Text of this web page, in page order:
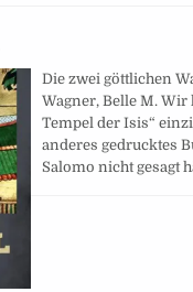
Die zwei göttlichen
Wagner, Belle M.
Tempel der Isis“
anderes gedrucktes
Salomo nicht gesagt